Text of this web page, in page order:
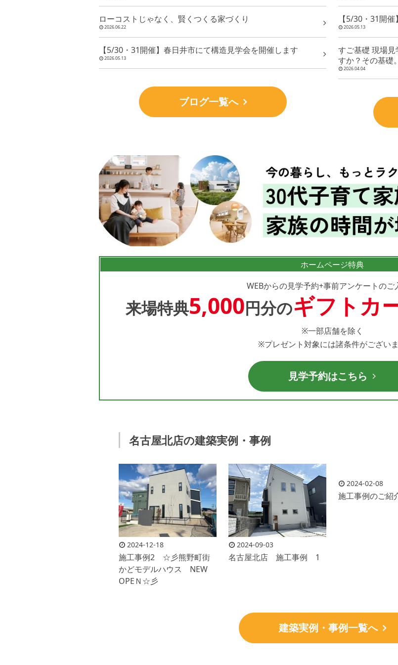
ローコストじゃなく、賢くつくる家づくり
2026.06.22
【5/30・31開催】春日井市にて構造見学会を開催します
2026.05.13
ブログ一覧へ
【5/30・31開
2026.05.13
すご基礎 現場
すか？その基礎。
2026.04.04
ホームページ特典
WEBからの見学予約+事前アンケートのご
来場特典5,000円分のギフトカ
※一部店舗を除く
※プレゼント対象には諸条件がござい
見学予約はこちら
名古屋北店の建築実例・事例
2024-12-18
施工事例2 ☆彡熊野町街
かどモデルハウス NEW
OPEＮ☆彡
2024-09-03
名古屋北店 施工事例 1
2024-02-08
施工事例のご紹
建築実例・事例一覧へ